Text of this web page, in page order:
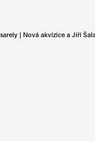
| Nová akvizice a Jiří